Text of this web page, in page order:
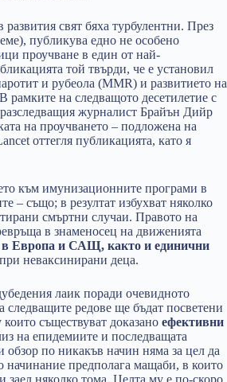
свят бяха турбулентни. През
публикува едно не особено
проучване в един от най-
той твърди, че е установил
и рубеола (MMR) и развитието на
рамките на следващото десетилетие с
журналист Брайън Дийр
на проучването – подложена на
оттегля публикацията, като я
към имунизационните програми в
– също; в резултат избухват няколко
смъртни случаи. Правото на
в знаменосец на движенията
в Европа и САЩ, както и единични
неваксинирани деца.
лаик поради очевидното
редове ще бъдат посветени
съществуват доказано ефективни
на епидемиите и последващата
обзор по никакъв начин няма за цел да
начинание предполага мащаби, в които
заел няколко тома. Целта му е по-скоро